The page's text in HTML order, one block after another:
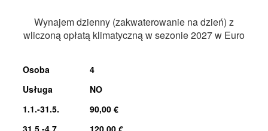
Wynajem dzienny (zakwaterowanie na dzień) z
wliczoną opłatą klimatyczną w sezonie 2027 w Euro
Osoba
4
Usługa
NO
1.1.-31.5.
90,00 €
31.5.-4.7.
120,00 €